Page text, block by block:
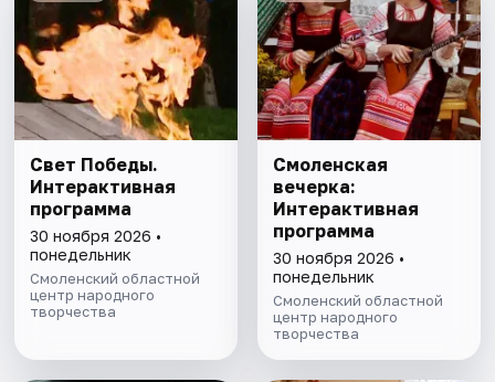
Свет Победы.
Интерактивная
программа
30 ноября 2026 •
понедельник
Смоленский областной
центр народного
творчества
Смоленская
вечерка:
Интерактивная
программа
30 ноября 2026 •
понедельник
Смоленский областной
центр народного
творчества